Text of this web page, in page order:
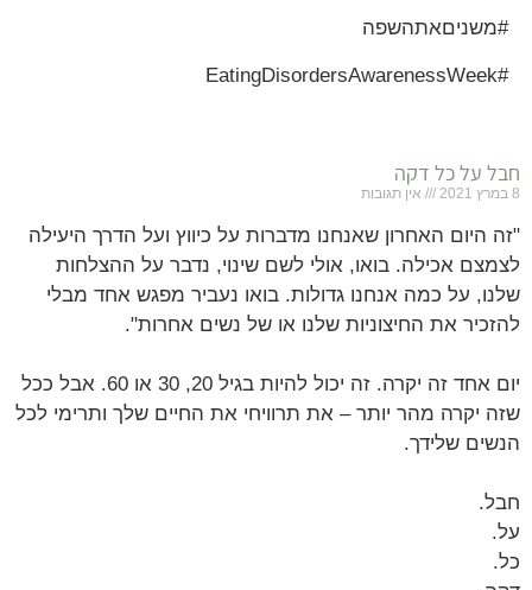
#משניםאתהשפה
#EatingDisordersAwarenessWeek
חבל על כל דקה
8 במרץ 2021 אין תגובות
"זה היום האחרון שאנחנו מדברות על כיווץ ועל הדרך היעילה
לצמצם אכילה. בואו, אולי לשם שינוי, נדבר על ההצלחות
שלנו, על כמה אנחנו גדולות. בואו נעביר מפגש אחד מבלי
להזכיר את החיצוניות שלנו או של נשים אחרות".
יום אחד זה יקרה. זה יכול להיות בגיל 20, 30 או 60. אבל ככל
שזה יקרה מהר יותר – את תרוויחי את החיים שלך ותרימי לכל
הנשים שלידך.
חבל.
על.
כל.